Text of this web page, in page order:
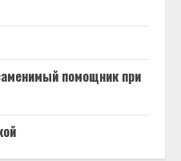
помощник при